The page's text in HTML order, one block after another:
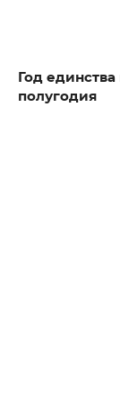
Год
полугодия